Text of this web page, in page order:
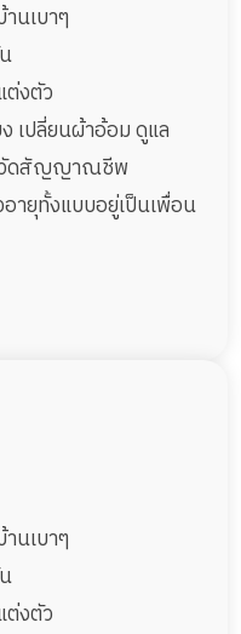
นเบาๆ
ต่งตัว
เปลี่ยนผ้าอ้อม ดูแล
วัดสัญญาณชีพ
ายุทั้งแบบอยู่เป็นเพื่อน
นเบาๆ
ต่งตัว